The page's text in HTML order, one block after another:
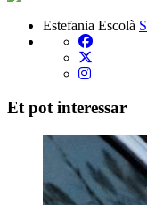
Estefania Escolà
Et pot interessar